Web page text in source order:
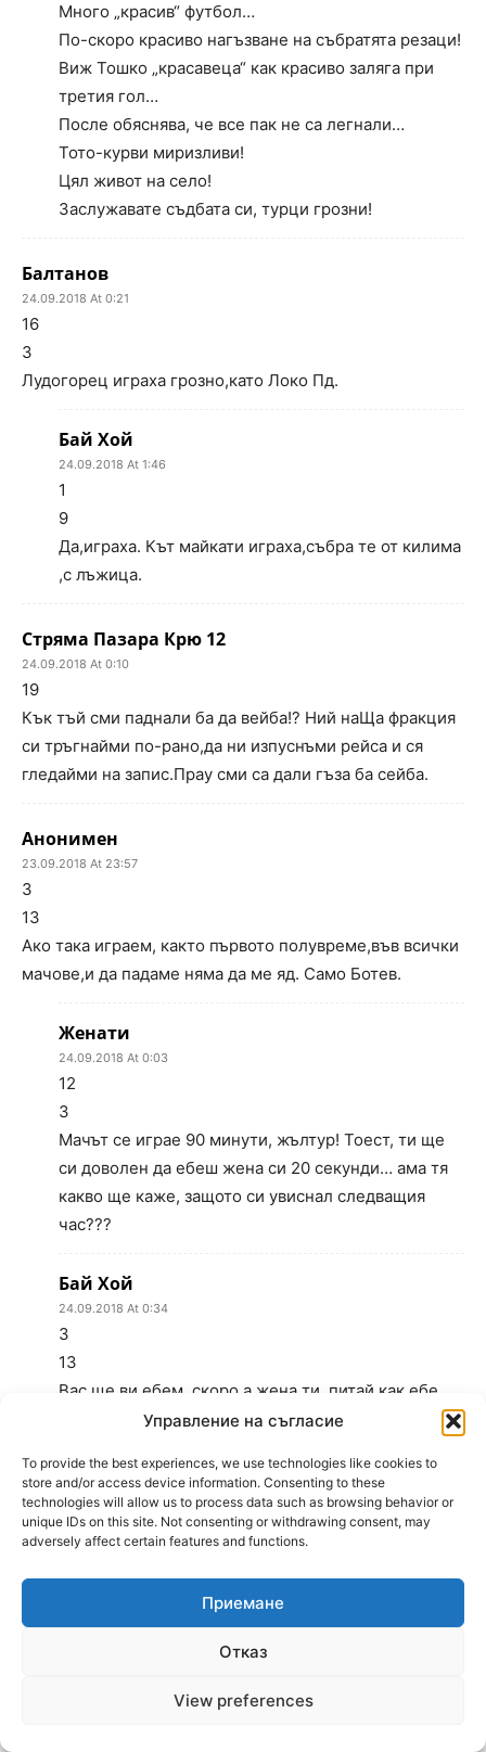
Управление на съгласие
To provide the best experiences, we use technologies like cookies to
store and/or access device information. Consenting to these
technologies will allow us to process data such as browsing behavior or
unique IDs on this site. Not consenting or withdrawing consent, may
adversely affect certain features and functions.
Приемане
Отказ
View preferences
Много „красив“ футбол…
По-скоро красиво нагъзване на събратята резаци!
Виж Тошко „красавеца“ как красиво заляга при
третия гол…
После обяснява, че все пак не са легнали…
Тото-курви миризливи!
Цял живот на село!
Заслужавате съдбата си, турци грозни!
Балтанов
24.09.2018 At 0:21
16
3
Лудогорец играха грозно,като Локо Пд.
Бай Хой
24.09.2018 At 1:46
1
9
Да,играха. Кът майкати играха,събра те от килима
,с лъжица.
Стряма Пазара Крю 12
24.09.2018 At 0:10
19
Кък тъй сми паднали ба да вейба!? Ний наЩа фракция
си тръгнайми по-рано,да ни изпуснъми рейса и ся
гледайми на запис.Прау сми са дали гъза ба сейба.
Анонимен
23.09.2018 At 23:57
3
13
Ако така играем, както първото полувреме,във всички
мачове,и да падаме няма да ме яд. Само Ботев.
Женати
24.09.2018 At 0:03
12
3
Мачът се играе 90 минути, жълтур! Тоест, ти ще
си доволен да ебеш жена си 20 секунди… ама тя
какво ще каже, защото си увиснал следващия
час???
Бай Хой
24.09.2018 At 0:34
3
13
Вас ще ви ебем, скоро,а жена ти, питай как ебе
жълтур. С голям кур.
Стикс
24.09.2018 At 0:59
7
Мен ме ебете шеста година на думи, смешници…